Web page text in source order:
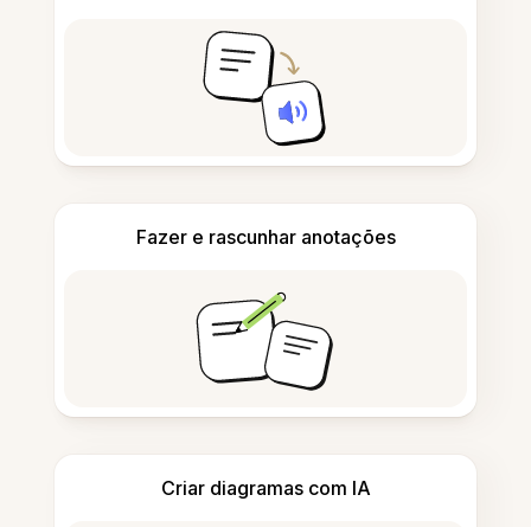
Fazer e rascunhar anotações
Criar diagramas com IA